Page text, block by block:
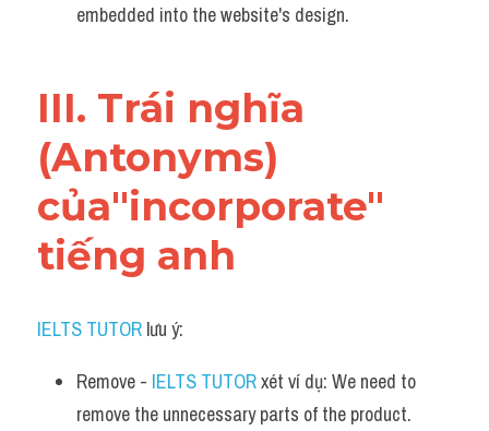
embedded into the website's design.
III. Trái nghĩa
(Antonyms)
của"incorporate"
tiếng anh
IELTS TUTOR lưu ý:
Remove - IELTS TUTOR xét ví dụ: We need to
remove the unnecessary parts of the product.